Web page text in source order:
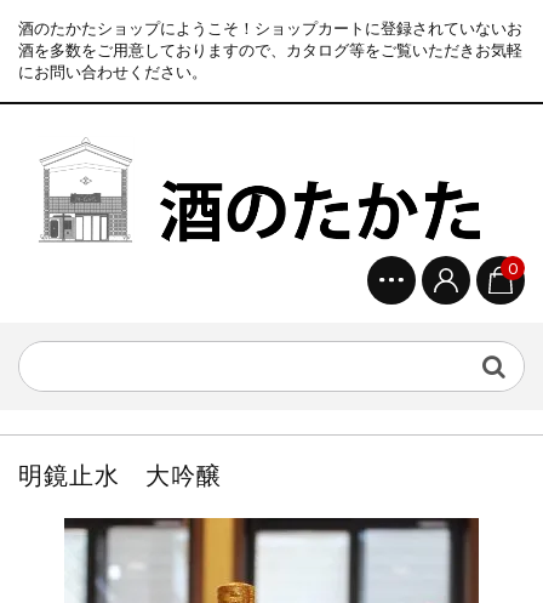
酒のたかたショップにようこそ！ショップカートに登録されていないお
酒を多数をご用意しておりますので、カタログ等をご覧いただきお気軽
にお問い合わせください。
0
明鏡止水 大吟醸